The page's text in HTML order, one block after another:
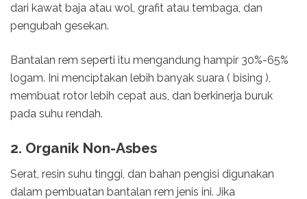
dari kawat baja atau wol, grafit atau tembaga, dan
pengubah gesekan.
Bantalan rem seperti itu mengandung hampir 30%-65%
logam. Ini menciptakan lebih banyak suara ( bising ),
membuat rotor lebih cepat aus, dan berkinerja buruk
pada suhu rendah.
2. Organik Non-Asbes
Serat, resin suhu tinggi, dan bahan pengisi digunakan
dalam pembuatan bantalan rem jenis ini. Jika